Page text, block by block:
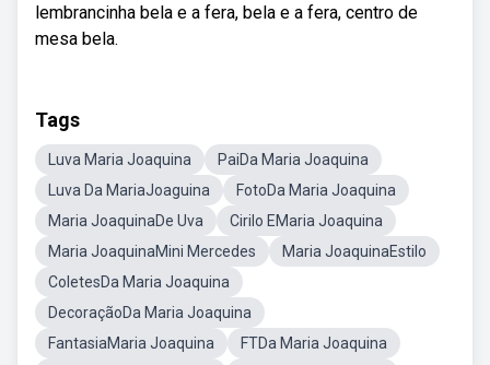
lembrancinha bela e a fera, bela e a fera, centro de
mesa bela.
Tags
Luva Maria Joaquina
PaiDa Maria Joaquina
Luva Da MariaJoaguina
FotoDa Maria Joaquina
Maria JoaquinaDe Uva
Cirilo EMaria Joaquina
Maria JoaquinaMini Mercedes
Maria JoaquinaEstilo
ColetesDa Maria Joaquina
DecoraçãoDa Maria Joaquina
FantasiaMaria Joaquina
FTDa Maria Joaquina